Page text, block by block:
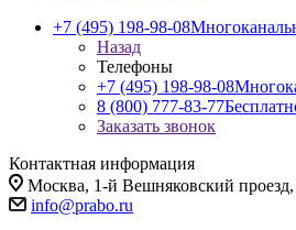
+7 (495) 198-98-08
Назад
Телефоны
+7 (495) 198-98-08
8 (800) 777-83-77
Заказать звонок
Контактная информация
Москва, 1-й Вешняковский проезд,
info@prabo.ru